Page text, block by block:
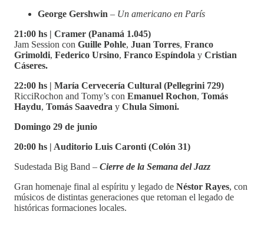
George Gershwin – Un americano en París
21:00 hs | Cramer (Panamá 1.045)
Jam Session con Guille Pohle, Juan Torres, Franco
Grimoldi, Federico Ursino, Franco Espíndola y Cristian
Cáseres.
22:00 hs | María Cervecería Cultural (Pellegrini 729)
RicciRochon and Tomy’s con Emanuel Rochon, Tomás
Haydu, Tomás Saavedra y Chula Simoni.
Domingo 29 de junio
20:00 hs | Auditorio Luis Caronti (Colón 31)
Sudestada Big Band – Cierre de la Semana del Jazz
Gran homenaje final al espíritu y legado de Néstor Rayes, con
músicos de distintas generaciones que retoman el legado de
históricas formaciones locales.